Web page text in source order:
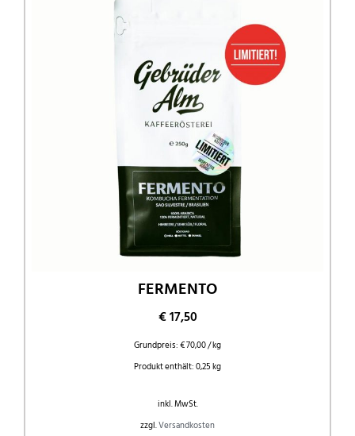
FERMENTO
€17,50
Grundpreis:€70,00/kg
Produkt enthält: 0,25kg
inkl. MwSt.
zzgl.Versandkosten